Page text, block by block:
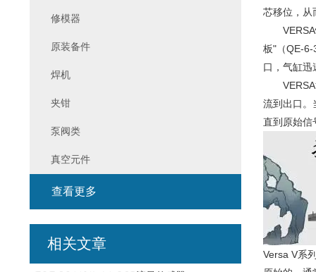
芯移位，从
VERSA快
板"（QE-6-
口，气缸迅
VERSA黄
流到出口。
直到原始信
Versa V系
修模器
原装备件
焊机
夹钳
泵阀类
真空元件
查看更多
相关文章